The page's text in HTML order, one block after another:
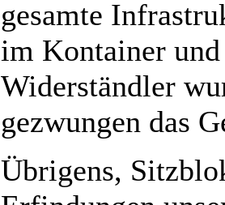
gesamte
im Kontainer
Widerständler
gezwungen das
Übrigens,